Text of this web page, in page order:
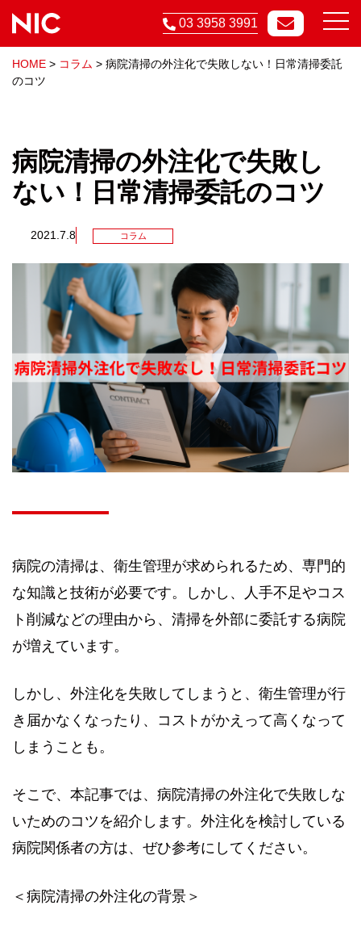
03 3958 3991
HOME > コラム > 病院清掃の外注化で失敗しない！日常清掃委託
のコツ
病院清掃の外注化で失敗し
ない！日常清掃委託のコツ
2021.7.8 コラム
病院の清掃は、衛生管理が求められるため、専門的
な知識と技術が必要です。しかし、人手不足やコス
ト削減などの理由から、清掃を外部に委託する病院
が増えています。
しかし、外注化を失敗してしまうと、衛生管理が行
き届かなくなったり、コストがかえって高くなって
しまうことも。
そこで、本記事では、病院清掃の外注化で失敗しな
いためのコツを紹介します。外注化を検討している
病院関係者の方は、ぜひ参考にしてください。
＜病院清掃の外注化の背景＞